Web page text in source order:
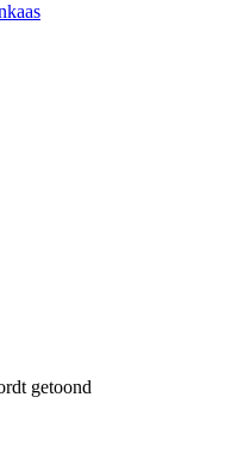
getoond